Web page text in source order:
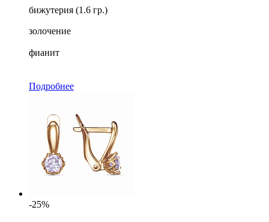
бижутерия (1.6 гр.)
золочение
фианит
Подробнее
-25%